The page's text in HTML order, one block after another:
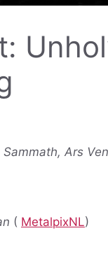
Ars
( MetalpixNL)